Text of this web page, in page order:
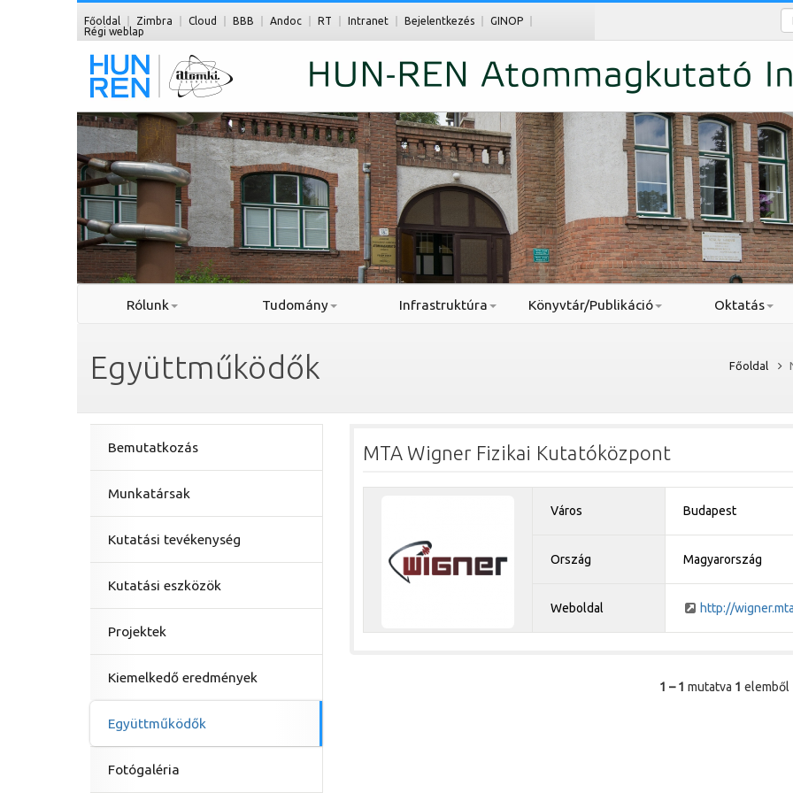
Főoldal Zimbra Cloud BBB Andoc RT Intranet Bejelentkezés
GINOP
Régi weblap
Rólunk Tudomány Infrastruktúra Könyvtár/Publikáció Oktatás
Együttműködők Főoldal
Bemutatkozás
Munkatársak
Kutatási tevékenység
Kutatási eszközök
Projektek
Kiemelkedő eredmények
Együttműködők
Fotógaléria
MTA Wigner Fizikai Kutatóközpont
Város Budapest
Ország Magyarország
Weboldal http://
1 – 1 mutatva 1 elemből